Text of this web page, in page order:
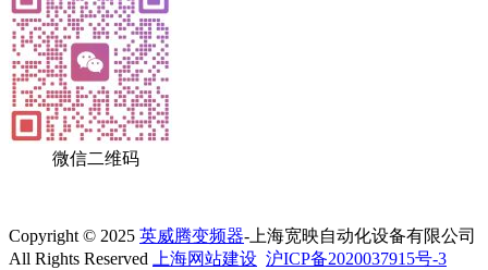
微信二维码
Copyright © 2025 英威腾变频器-上海宽映自动化设备有限公司
All Rights Reserved
上海网站建设 沪ICP备2020037915号-3